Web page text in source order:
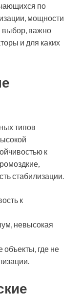
по
мощности
выбор, важно
и для каких
типов
к
стабилизации.
к
невысокая
где не